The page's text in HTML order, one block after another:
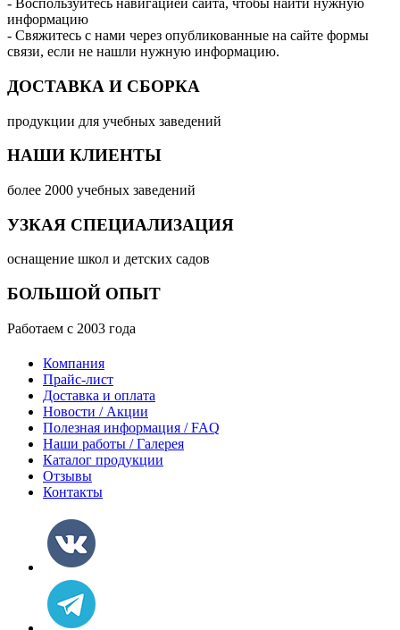
- Воспользуйтесь навигацией сайта, чтобы найти нужную
информацию
- Свяжитесь с нами через опубликованные на сайте формы
связи, если не нашли нужную информацию.
ДОСТАВКА И СБОРКА
продукции для учебных заведений
НАШИ КЛИЕНТЫ
более 2000 учебных заведений
УЗКАЯ СПЕЦИАЛИЗАЦИЯ
оснащение школ и детских садов
БОЛЬШОЙ ОПЫТ
Работаем с 2003 года
Компания
Прайс-лист
Доставка и оплата
Новости / Акции
Полезная информация / FAQ
Наши работы / Галерея
Каталог продукции
Отзывы
Контакты